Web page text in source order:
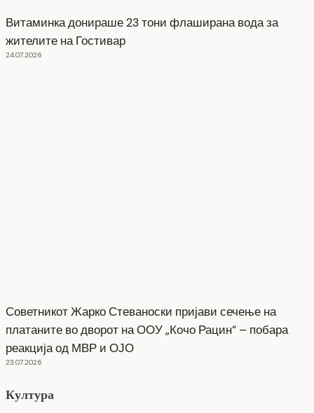
Витаминка донираше 23 тони флаширана вода за
жителите на Гостивар
24.07.2026
Советникот Жарко Стеваноски пријави сечење на
платаните во дворот на ООУ „Кочо Рацин“ – побара
реакција од МВР и ОЈО
23.07.2026
Култура